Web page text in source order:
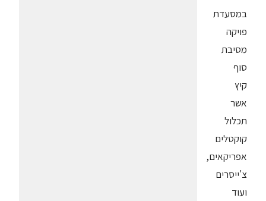
במסעדת
פויקה
מסיבת
סוף
קיץ
אשר
תכלול
קוקטלים
אפריקאים,
צ'ייסרים
ועוד